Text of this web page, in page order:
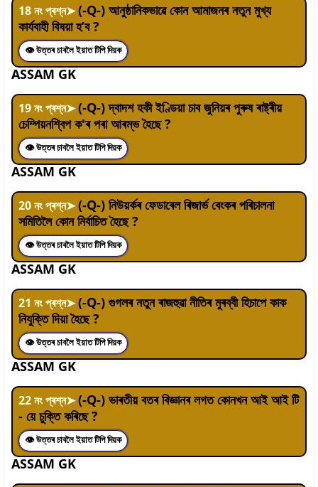
18নং প্ৰশ্ন➤(-Q-) আনুষ্ঠানিকভাৱে কোন আমাজনৰ নতুন মুখ্য
কাৰ্যবাহী বিষয়া হ’ব ?
👁 উত্তৰ চাবলৈ ইয়াত টিপি দিয়ক
ASSAM GK
19নং প্ৰশ্ন➤(-Q-) দ্বাদশ হকী ইণ্ডিয়া চাব জুনিয়ৰ পুৰুষ ৰাষ্ট্ৰীয়
চেম্পিয়নশ্বিপ ক'ৰ পৰা আৰম্ভ হৈছে ?
👁 উত্তৰ চাবলৈ ইয়াত টিপি দিয়ক
ASSAM GK
20নং প্ৰশ্ন➤(-Q-) নিউয়ৰ্কৰ ফেডাৰেল ৰিজাৰ্ভ বেংকৰ পৰিচালনা
সমিতিলৈ কোন নিৰ্বাচিত হৈছে ?
👁 উত্তৰ চাবলৈ ইয়াত টিপি দিয়ক
ASSAM GK
21 নং প্ৰশ্ন➤(-Q-) গুগলৰ নতুন ৰাজহুৱা নীতিৰ মুৰব্বী হিচাপে কাক
নিযুক্তি দিয়া হৈছে ?
👁 উত্তৰ চাবলৈ ইয়াত টিপি দিয়ক
ASSAM GK
22নং প্ৰশ্ন➤(-Q-) ভাৰতীয় বতৰ বিজ্ঞানৰ লগত কোনখন আই আই টি
- য়ে চুক্তি কৰিছে ?
👁 উত্তৰ চাবলৈ ইয়াত টিপি দিয়ক
ASSAM GK